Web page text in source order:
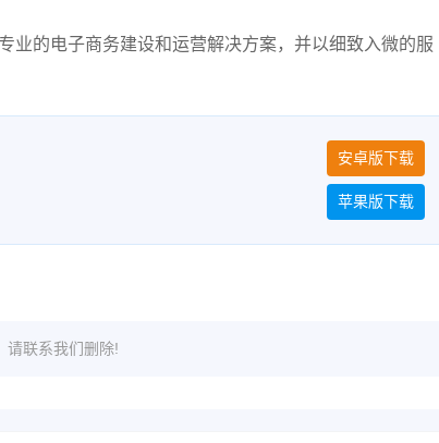
业的电子商务建设和运营解决方案，并以细致入微的服
安卓版下载
苹果版下载
请联系我们删除!